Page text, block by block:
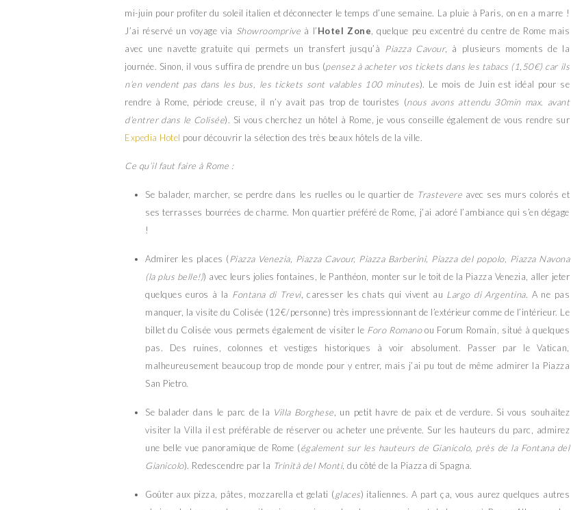
mi-juin pour profiter du soleil italien et déconnecter le temps d’une semaine. La pluie à Paris, on en a marre !
J’ai réservé un voyage via Showroomprive à l’Hotel Zone , quelque peu excentré du centre de Rome mais
avec une navette gratuite qui permets un transfert jusqu’à
Piazza Cavour, à plusieurs moments de la
journée. Sinon, il vous suffira de prendre un bus (pensez à acheter vos tickets dans les tabacs (1,50€) car ils
n’en vendent pas dans les bus, les tickets sont valables 100 minutes). Le mois de Juin est idéal pour se
rendre à Rome, période creuse, il n’y avait pas trop de touristes (nous avons attendu 30min max. avant
d’entrer dans le Colisée). Si vous cherchez un hôtel à Rome, je vous conseille également de vous rendre sur
Expedia Hotel pour découvrir la sélection des très beaux hôtels de la ville.
Ce qu’il faut faire à Rome :
Se balader, marcher, se perdre dans les ruelles ou le quartier de Trastevere avec ses murs colorés et
ses terrasses bourrées de charme. Mon quartier préféré de Rome, j’ai adoré l’ambiance qui s’en dégage
!
Admirer les places (Piazza Venezia, Piazza Cavour, Piazza Barberini, Piazza del popolo, Piazza Navona
(la plus belle!)) avec leurs jolies fontaines, le Panthéon, monter sur le toit de la Piazza Venezia, aller jeter
quelques euros à la Fontana di Trevì, caresser les chats qui vivent au Largo di Argentina. A ne pas
manquer, la visite du Colisée (12€/personne) très impressionnant de l’extérieur comme de l’intérieur. Le
billet du Colisée vous permets également de visiter le Foro Romanoou Forum Romain, situé à quelques
pas. Des ruines, colonnes et vestiges historiques à voir absolument. Passer par le Vatican,
malheureusement beaucoup trop de monde pour y entrer, mais j’ai pu tout de même admirer la Piazza
San Pietro.
Se balader dans le parc de la Villa Borghese , un petit havre de paix et de verdure. Si vous souhaitez
visiter la Villa il est préférable de réserver ou acheter une prévente. Sur les hauteurs du parc, admirez
une belle vue panoramique de Rome (également sur les hauteurs de Gianicolo, près de la Fontana del
Gianicolo). Redescendre par la Trinità del Monti, du côté de la Piazza di Spagna.
Goûter aux pizza, pâtes, mozzarella et gelati (glaces) italiennes. A part ça, vous aurez quelques autres